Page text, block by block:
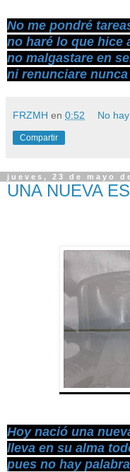
No me pondré
no haré lo que hice
no malgastare en
ni renunciare
FRZMH en 0:52 No
Compartir
jueves, 23 de mayo
UNA NUEVA
Hoy nació una
lleva en su alma
pues no hay